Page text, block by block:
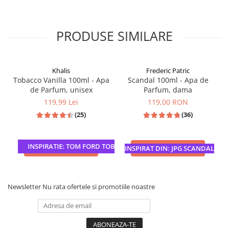
PRODUSE SIMILARE
INSPIRATIE: TOM FORD TOBACCO VANILLE
Khalis
Tobacco Vanilla 100ml - Apa
de Parfum, unisex
119,99 Lei
(25)
ADAUGA IN COS INSPIRAT DIN: JPG SCANDAL
Frederic Patric
Scandal 100ml - Apa de
Parfum, dama
119,00 RON
(36)
ADAUGA IN COS
Newsletter Nu rata ofertele si promotiile noastre